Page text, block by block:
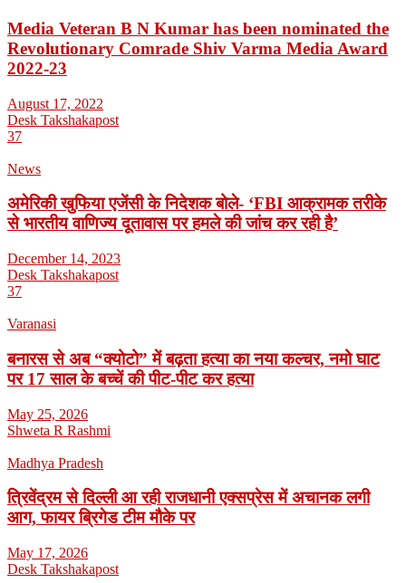
Media Veteran B N Kumar has been nominated the
Revolutionary Comrade Shiv Varma Media Award
2022-23
August 17, 2022
Desk Takshakapost
37
News
अमेरिकी खुफिया एजेंसी के निदेशक बोले- ‘FBI आक्रामक तरीके
से भारतीय वाणिज्य दूतावास पर हमले की जांच कर रही है’
December 14, 2023
Desk Takshakapost
37
Varanasi
बनारस से अब “क्योटो” में बढ़ता हत्या का नया कल्चर, नमो घाट
पर 17 साल के बच्चें की पीट-पीट कर हत्या
May 25, 2026
Shweta R Rashmi
Madhya Pradesh
त्रिवेंद्रम से दिल्ली आ रही राजधानी एक्सप्रेस में अचानक लगी
आग, फायर ब्रिगेड टीम मौके पर
May 17, 2026
Desk Takshakapost